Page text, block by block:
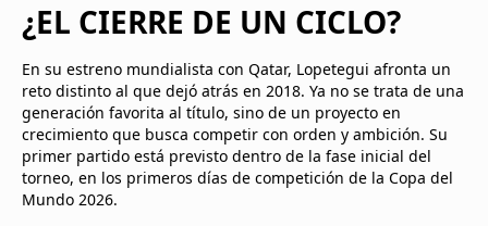
¿EL CIERRE DE UN CICLO?
En su estreno mundialista con Qatar, Lopetegui afronta un
reto distinto al que dejó atrás en 2018. Ya no se trata de una
generación favorita al título, sino de un proyecto en
crecimiento que busca competir con orden y ambición. Su
primer partido está previsto dentro de la fase inicial del
torneo, en los primeros días de competición de la Copa del
Mundo 2026.